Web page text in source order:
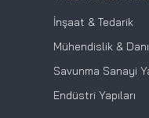
İnşaat & Tedarik
Mühendislik &
Savunma Sanayi
Endüstri Yapıları